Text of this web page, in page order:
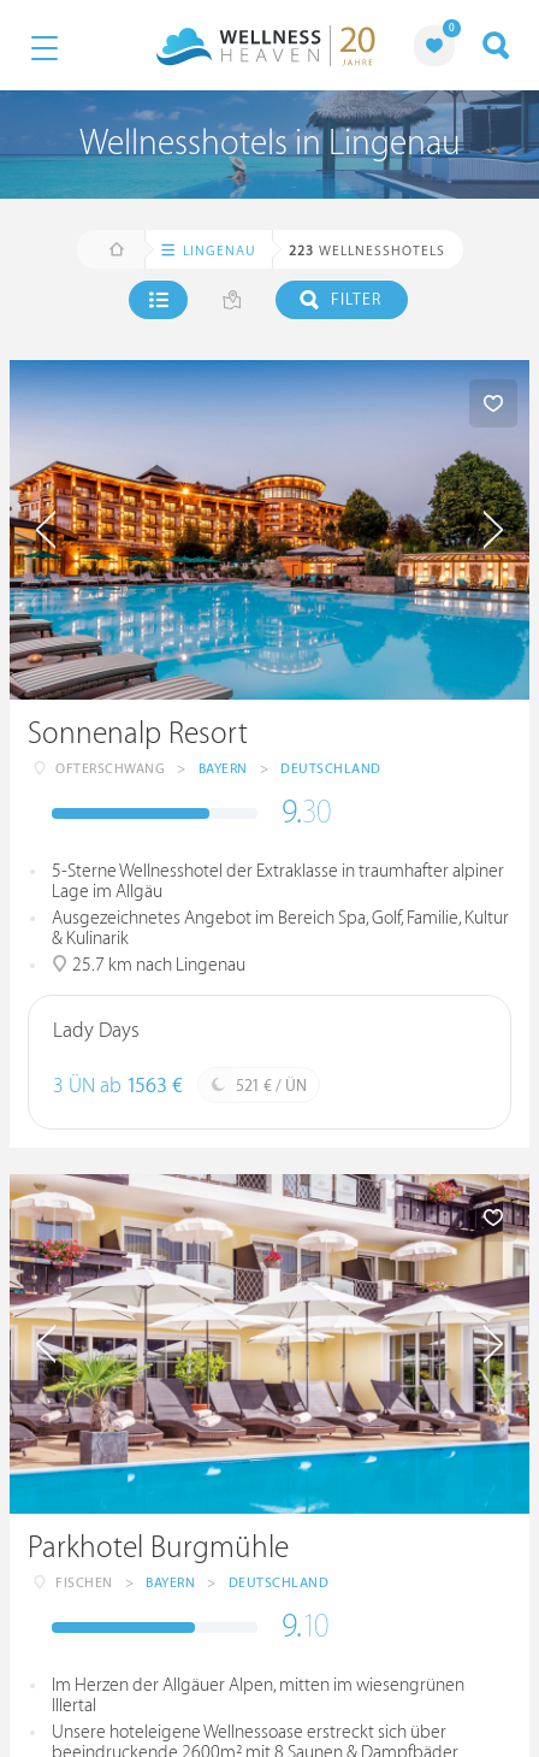
0
Wellnesshotels in Lingenau
LINGENAU 223 WELLNESSHOTELS
FILTER
Sonnenalp Resort
OFTERSCHWANG > BAYERN > DEUTSCHLAND
9.30
5-Sterne Wellnesshotel der Extraklasse in traumhafter alpiner
Lage im Allgäu
Ausgezeichnetes Angebot im Bereich Spa, Golf, Familie, Kultur
& Kulinarik
25.7 km nach Lingenau
Lady Days
3 ÜN ab 1563 € 521 € / ÜN
Parkhotel Burgmühle
FISCHEN > BAYERN > DEUTSCHLAND
9.10
Im Herzen der Allgäuer Alpen, mitten im wiesengrünen
Illertal
Unsere hoteleigene Wellnessoase erstreckt sich über
beeindruckende 2600m² mit 8 Saunen & Dampfbäder